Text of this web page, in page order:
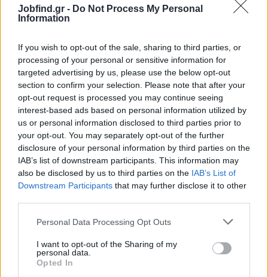
Jobfind.gr - Do Not Process My Personal
Information
If you wish to opt-out of the sale, sharing to third parties, or
processing of your personal or sensitive information for
targeted advertising by us, please use the below opt-out
section to confirm your selection. Please note that after your
opt-out request is processed you may continue seeing
interest-based ads based on personal information utilized by
us or personal information disclosed to third parties prior to
your opt-out. You may separately opt-out of the further
disclosure of your personal information by third parties on the
IAB’s list of downstream participants. This information may
also be disclosed by us to third parties on the IAB’s List of
Downstream Participants that may further disclose it to other
Personal Data Processing Opt Outs
I want to opt-out of the Sharing of my
personal data.
Opted In
Τουλάχιστον 2-3 έτη επαγγελματικής εμπειρίας σε ανάλογη
θέση
προγραμμάτων pms, ms office.
Ευγένεια και αξιοπιστία
Δυναμική προσωπικότητα με ομαδικό πνεύμα
Επαγγελματική εμφάνιση
*Απαραίτητη πρόσφατη φωτογραφία.
Παροχές
Διαμονή
Πλήρης διατροφή και ασφάλιση